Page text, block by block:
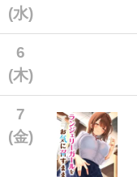
(水)
6
(木)
7
(金)